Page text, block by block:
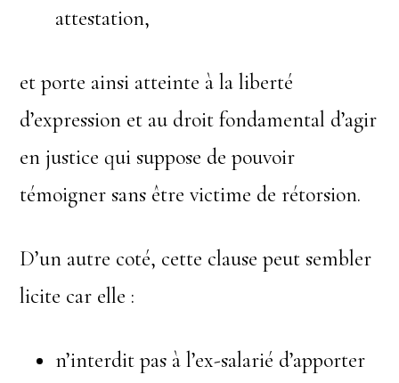
attestation,
et porte ainsi atteinte à la liberté
d’expression et au droit fondamental d’agir
en justice qui suppose de pouvoir
témoigner sans être victime de rétorsion.
D’un autre coté, cette clause peut sembler
licite car elle :
n’interdit pas à l’ex-salarié d’apporter